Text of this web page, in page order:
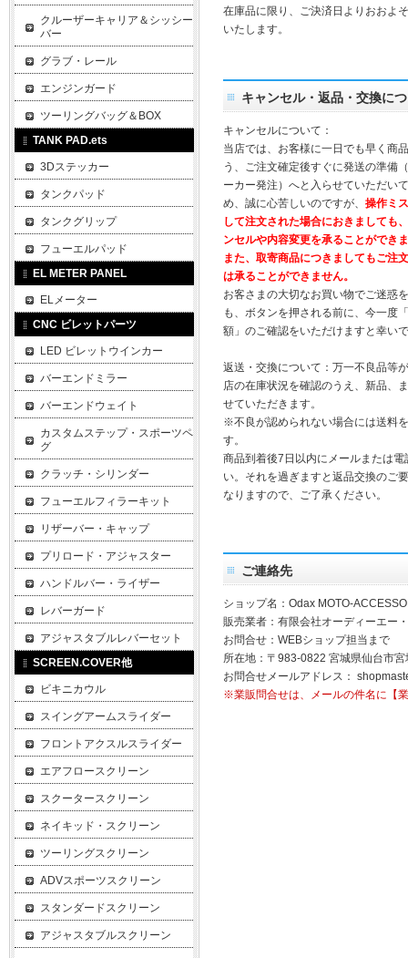
在庫品に限り、ご決済日よりおおよ
いたします。
キャンセル・返品・交換に
キャンセルについて：
当店では、お客様に一日でも早く商
う、ご注文確定後すぐに発送の準備
ーカー発注）へと入らせていただい
め、誠に心苦しいのですが、 操作ミ
して注文された場合におきましても
ンセルや内容変更を承ることができ
また、取寄商品につきましてもご注
は承ることができません。
お客さまの大切なお買い物でご迷惑
も、ボタンを押される前に、今一度
額」のご確認をいただけますと幸い
返送・交換について：万一不良品等
店の在庫状況を確認のうえ、新品、
せていただきます。
※不良が認められない場合には送料
す。
商品到着後7日以内にメールまたは
い。それを過ぎますと返品交換のご
なりますので、ご了承ください。
ご連絡先
ショップ名：Odax MOTO-
販売業者：有限会社オーディーエー
お問合せ：WEBショップ担当まで
所在地：〒983-0822 宮城県仙台市
お問合せメールアドレス：
※業販問合せは、メールの件名に【
クルーザーキャリア＆シッシー
バー
グラブ・レール
エンジンガード
ツーリングバッグ＆BOX
TANK PAD.ets
3Dステッカー
タンクパッド
タンクグリップ
フューエルパッド
EL METER PANEL
ELメーター
CNC ビレットパーツ
LED ビレットウインカー
バーエンドミラー
バーエンドウェイト
カスタムステップ・スポーツペ
グ
クラッチ・シリンダー
フューエルフィラーキット
リザーバー・キャップ
プリロード・アジャスター
ハンドルバー・ライザー
レバーガード
アジャスタブルレバーセット
SCREEN.COVER他
ビキニカウル
スイングアームスライダー
フロントアクスルスライダー
エアフロースクリーン
スクータースクリーン
ネイキッド・スクリーン
ツーリングスクリーン
ADVスポーツスクリーン
スタンダードスクリーン
アジャスタブルスクリーン